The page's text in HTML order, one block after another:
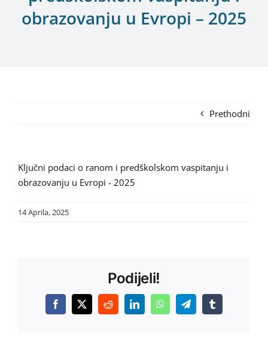
obrazovanju u Evropi – 2025
Prethodni
Ključni podaci o ranom i predškolskom vaspitanju i
obrazovanju u Evropi - 2025
14 Aprila, 2025
Podijeli!
Facebook
X RedditLinkedInWhatsAppTelegramTumblr